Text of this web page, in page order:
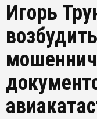
Игорь